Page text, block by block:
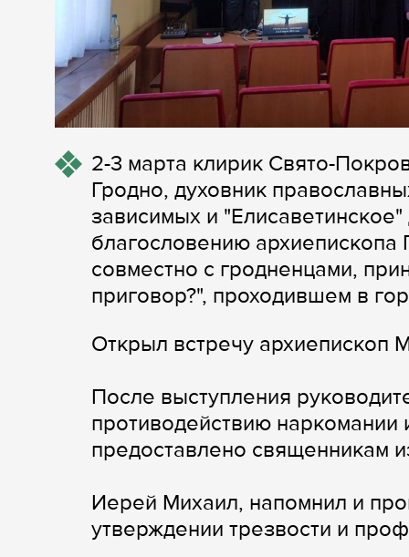
2-3 марта клирик Свято-
Гродно, духовник
зависимых и
благословению архиепископа
совместно с гродненцами,
приговор?", проходившем в
Открыл встречу архиепископ
После выступления
противодействию
предоставлено священникам
Иерей Михаил, напомнил и
утверждении трезвости и